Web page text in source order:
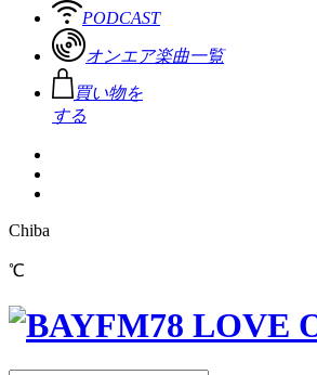
PODCAST
オンエア楽曲一覧
買い物を
する
Chiba
℃